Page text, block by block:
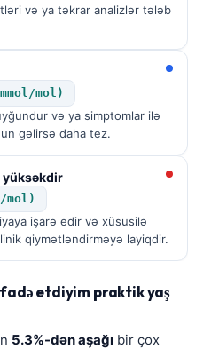
və ya təkrar analizlər tələb
mol)
və ya simptomlar ilə
gəlirsə daha tez.
yüksəkdir
mol)
işarə edir və xüsusilə
qiymətləndirməyə layiqdir.
etdiyim praktik yaş
5.3%-dən aşağı bir çox